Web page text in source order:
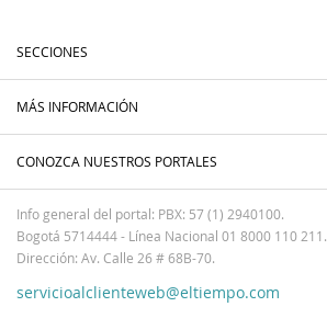
SECCIONES
MÁS INFORMACIÓN
CONOZCA NUESTROS PORTALES
Info general del portal: PBX: 57 (1) 2940100.
Bogotá 5714444 - Línea Nacional 01 8000 110 211.
Dirección: Av. Calle 26 # 68B-70.
servicioalclienteweb@eltiempo.com